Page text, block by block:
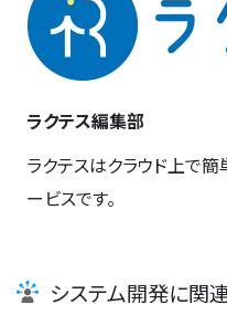
ラクテス編集部
ラクテスはクラウド上で
ービスです。
システム開発に関